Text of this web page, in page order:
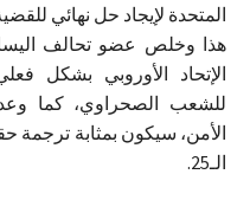
المتحدة لإيجاد حل نهائي
هذا وخلص عضو تحالف
الإتحاد الأوروبي بشكل
للشعب الصحراوي، كما
الأمن، سيكون بمثابة ترجمة
الـ25.